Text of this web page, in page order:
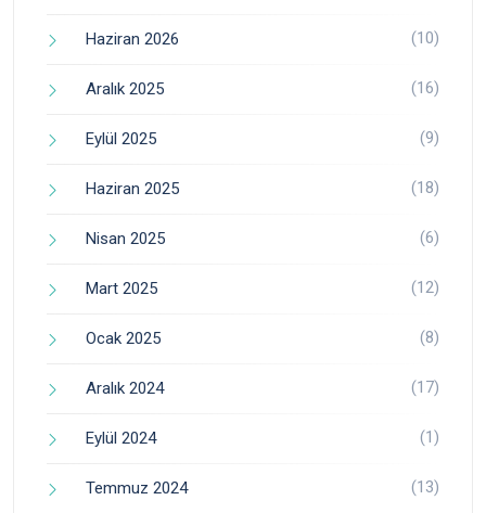
Haziran 2026 (10)
Aralık 2025 (16)
Eylül 2025 (9)
Haziran 2025 (18)
Nisan 2025 (6)
Mart 2025 (12)
Ocak 2025 (8)
Aralık 2024 (17)
Eylül 2024 (1)
Temmuz 2024 (13)